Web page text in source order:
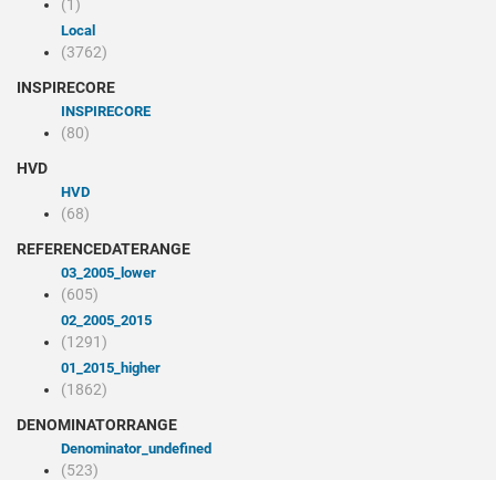
(1)
Local
(3762)
INSPIRECORE
INSPIRECORE
(80)
HVD
HVD
(68)
REFERENCEDATERANGE
03_2005_lower
(605)
02_2005_2015
(1291)
01_2015_higher
(1862)
DENOMINATORRANGE
denominator_undefined
(523)